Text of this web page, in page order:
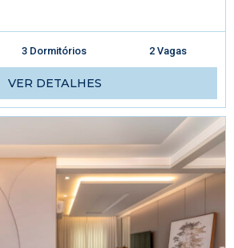
3 Dormitórios 2 Vagas
VER DETALHES